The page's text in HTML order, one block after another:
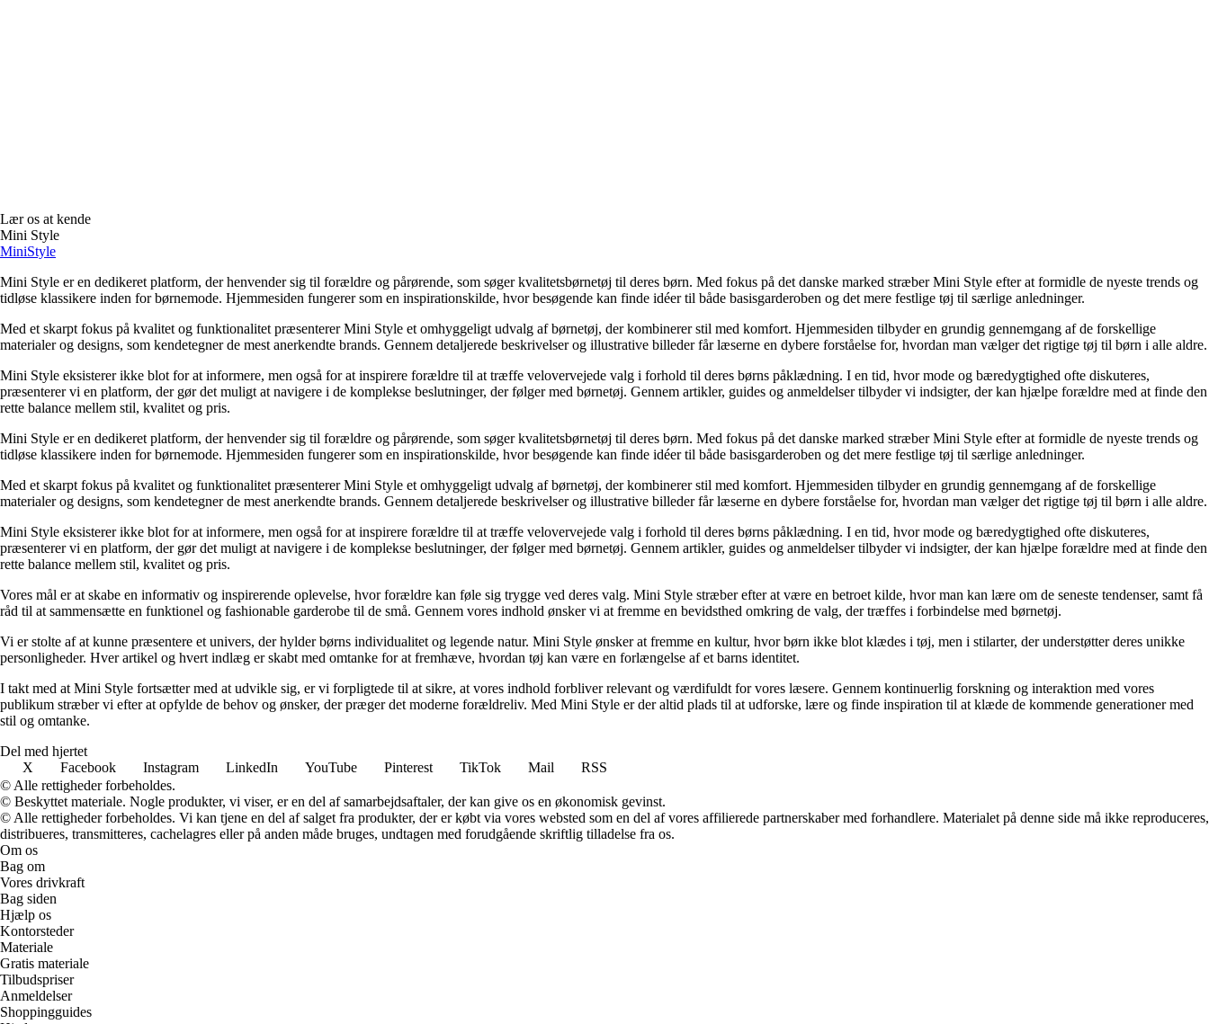
Lær os at kende
Mini Style
MiniStyle
Mini Style er en dedikeret platform, der henvender sig til forældre og pårørende, som søger kvalitetsbørnetøj til deres børn. Med fokus på det danske marked stræber Mini Style efter at formidle de nyeste trends og
tidløse klassikere inden for børnemode. Hjemmesiden fungerer som en inspirationskilde, hvor besøgende kan finde idéer til både basisgarderoben og det mere festlige tøj til særlige anledninger.
Med et skarpt fokus på kvalitet og funktionalitet præsenterer Mini Style et omhyggeligt udvalg af børnetøj, der kombinerer stil med komfort. Hjemmesiden tilbyder en grundig gennemgang af de forskellige
materialer og designs, som kendetegner de mest anerkendte brands. Gennem detaljerede beskrivelser og illustrative billeder får læserne en dybere forståelse for, hvordan man vælger det rigtige tøj til børn i alle aldre.
Mini Style eksisterer ikke blot for at informere, men også for at inspirere forældre til at træffe velovervejede valg i forhold til deres børns påklædning. I en tid, hvor mode og bæredygtighed ofte diskuteres,
præsenterer vi en platform, der gør det muligt at navigere i de komplekse beslutninger, der følger med børnetøj. Gennem artikler, guides og anmeldelser tilbyder vi indsigter, der kan hjælpe forældre med at finde den
rette balance mellem stil, kvalitet og pris.
Mini Style er en dedikeret platform, der henvender sig til forældre og pårørende, som søger kvalitetsbørnetøj til deres børn. Med fokus på det danske marked stræber Mini Style efter at formidle de nyeste trends og
tidløse klassikere inden for børnemode. Hjemmesiden fungerer som en inspirationskilde, hvor besøgende kan finde idéer til både basisgarderoben og det mere festlige tøj til særlige anledninger.
Med et skarpt fokus på kvalitet og funktionalitet præsenterer Mini Style et omhyggeligt udvalg af børnetøj, der kombinerer stil med komfort. Hjemmesiden tilbyder en grundig gennemgang af de forskellige
materialer og designs, som kendetegner de mest anerkendte brands. Gennem detaljerede beskrivelser og illustrative billeder får læserne en dybere forståelse for, hvordan man vælger det rigtige tøj til børn i alle aldre.
Mini Style eksisterer ikke blot for at informere, men også for at inspirere forældre til at træffe velovervejede valg i forhold til deres børns påklædning. I en tid, hvor mode og bæredygtighed ofte diskuteres,
præsenterer vi en platform, der gør det muligt at navigere i de komplekse beslutninger, der følger med børnetøj. Gennem artikler, guides og anmeldelser tilbyder vi indsigter, der kan hjælpe forældre med at finde den
rette balance mellem stil, kvalitet og pris.
Vores mål er at skabe en informativ og inspirerende oplevelse, hvor forældre kan føle sig trygge ved deres valg. Mini Style stræber efter at være en betroet kilde, hvor man kan lære om de seneste tendenser, samt få
råd til at sammensætte en funktionel og fashionable garderobe til de små. Gennem vores indhold ønsker vi at fremme en bevidsthed omkring de valg, der træffes i forbindelse med børnetøj.
Vi er stolte af at kunne præsentere et univers, der hylder børns individualitet og legende natur. Mini Style ønsker at fremme en kultur, hvor børn ikke blot klædes i tøj, men i stilarter, der understøtter deres unikke
personligheder. Hver artikel og hvert indlæg er skabt med omtanke for at fremhæve, hvordan tøj kan være en forlængelse af et barns identitet.
I takt med at Mini Style fortsætter med at udvikle sig, er vi forpligtede til at sikre, at vores indhold forbliver relevant og værdifuldt for vores læsere. Gennem kontinuerlig forskning og interaktion med vores
publikum stræber vi efter at opfylde de behov og ønsker, der præger det moderne forældreliv. Med Mini Style er der altid plads til at udforske, lære og finde inspiration til at klæde de kommende generationer med
stil og omtanke.
Del med hjertet
X
Facebook Instagram LinkedIn YouTube Pinterest TikTok Mail
RSS
© Alle rettigheder forbeholdes.
© Beskyttet materiale. Nogle produkter, vi viser, er en del af samarbejdsaftaler, der kan give os en økonomisk gevinst.
© Alle rettigheder forbeholdes. Vi kan tjene en del af salget fra produkter, der er købt via vores websted som en del af vores affilierede partnerskaber med forhandlere. Materialet på denne side må ikke reproduceres,
distribueres, transmitteres, cachelagres eller på anden måde bruges, undtagen med forudgående skriftlig tilladelse fra os.
Om os
Bag om
Vores drivkraft
Bag siden
Hjælp os
Kontorsteder
Materiale
Gratis materiale
Tilbudspriser
Anmeldelser
Shoppingguides